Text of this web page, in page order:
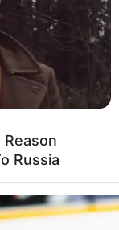
Russia